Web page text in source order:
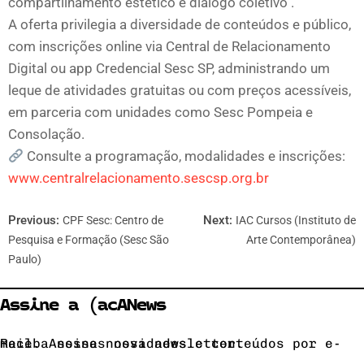
A oferta privilegia a diversidade de conteúdos e público,
com inscrições online via Central de Relacionamento
Digital ou app Credencial Sesc SP, administrando um
leque de atividades gratuitas ou com preços acessíveis,
em parceria com unidades como Sesc Pompeia e
Consolação.
Consulte a programação, modalidades e inscrições:
www.centralrelacionamento.sescsp.org.br
Previous: CPF Sesc: Centro de
Pesquisa e Formação (Sesc São
Paulo)
Next: IAC Cursos (Instituto de
Arte Contemporânea)
Assine a (acANews
Receba nossas novidades e conteúdos por e-mail. Assine nossa newsletter.